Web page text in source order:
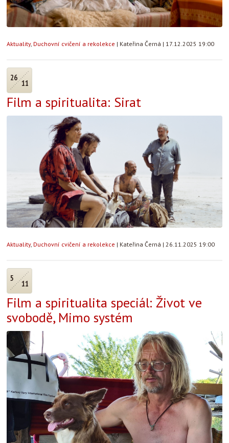
Aktuality, Duchovní cvičení a rekolekce | Kateřina Černá | 17.12.2025 19:00
26
11
Film a spiritualita: Sirat
Aktuality, Duchovní cvičení a rekolekce | Kateřina Černá | 26.11.2025 19:00
5
11
Film a spiritualita speciál: Život ve
svobodě, Mimo systém